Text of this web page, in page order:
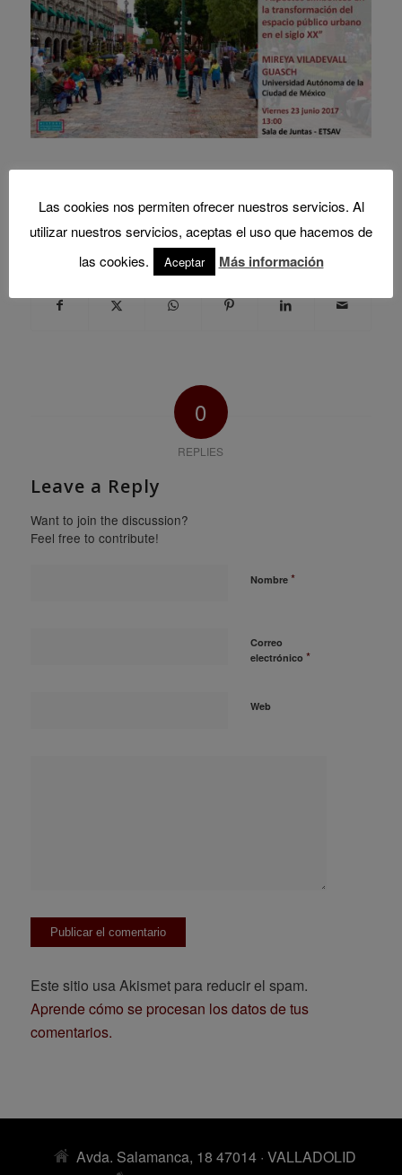
Tags: Espacio público,Mireya Viladevall,Viernes del IUU
Share this entry
0
REPLIES
Leave a Reply
Want to join the discussion?
Feel free to contribute!
Nombre *
Correo
electrónico *
Web
Este sitio usa Akismet para reducir el spam.
Aprende cómo se procesan los datos de tus
comentarios.
Avda. Salamanca, 18 47014 · VALLADOLID
Las cookies nos permiten ofrecer nuestros servicios. Al
utilizar nuestros servicios, aceptas el uso que hacemos de
las cookies.
Aceptar Más información